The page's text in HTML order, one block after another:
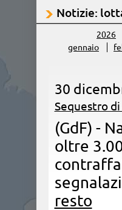
Notizie:
2026
gennaio
30
Sequestro
(GdF) -
oltre
resto